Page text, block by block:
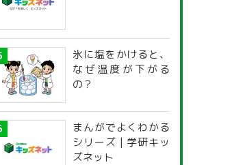
氷に塩をかけると、
なぜ温度が下がる
の？
まんがでよくわかる
シリーズ | 学研キッ
ズネット